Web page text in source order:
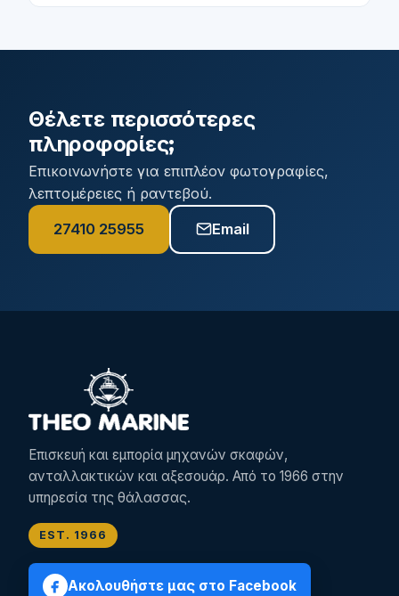
Θέλετε περισσότερες
πληροφορίες;
Επικοινωνήστε για επιπλέον φωτογραφίες,
λεπτομέρειες ή ραντεβού.
27410 25955 Email
Επισκευή και εμπορία μηχανών σκαφών,
ανταλλακτικών και αξεσουάρ. Από το 1966 στην
υπηρεσία της θάλασσας.
EST. 1966
Ακολουθήστε μας στο Facebook